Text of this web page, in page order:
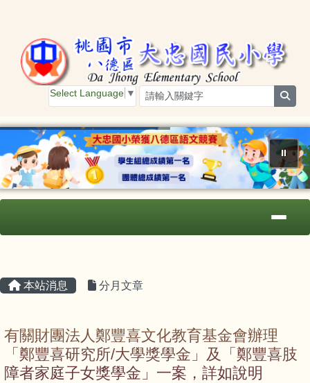
Select Language ▼
⏸
本站消息 分月文章
有關財團法人鄭豐喜文化教育基金會辦理
「鄭豐喜研究所/大學獎學金」及「鄭豐喜肢
障者家庭子女獎學金」一案，詳如說明